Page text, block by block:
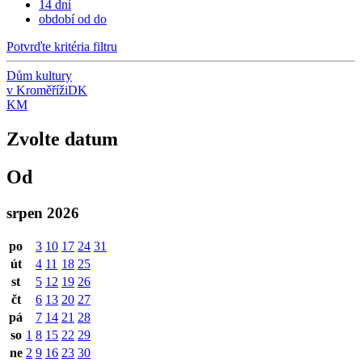
14 dní
období od do
Potvrďte kritéria filtru
Dům kultury
v KroměřížiDK
KM
Zvolte datum
Od
srpen 2026
po 3 10 17 24 31
út
4 11 18 25
st
5 12 19 26
čt
6 13 20 27
pá
7 14 21 28
so 1 8 15 22 29
ne 2 9 16 23 30